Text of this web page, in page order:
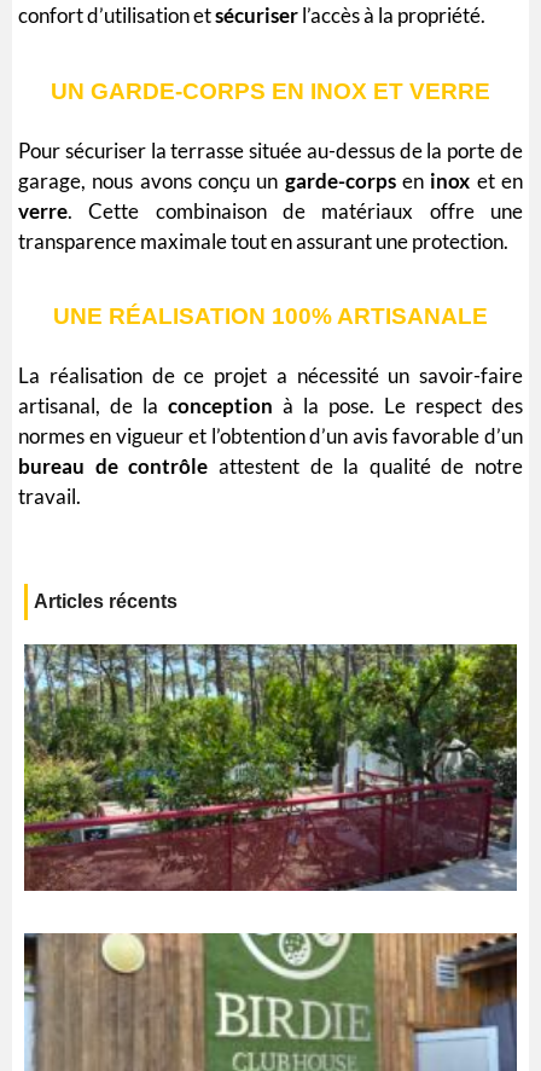
confort d’utilisation etsécuriserl’accès à la propriété.
UN GARDE-CORPS EN INOX ET VERRE
Pour sécuriser la terrasse située au-dessus de la porte de
garage, nous avons conçu un garde-corpsen inox et en
verre. Cette combinaison de matériaux offre une
transparence maximale tout en assurant une protection.
UNE RÉALISATION 100% ARTISANALE
La réalisation de ce projet a nécessité un savoir-faire
artisanal, de la conception à la pose. Le respect des
normes en vigueur et l’obtention d’un avis favorable d’un
bureau de contrôle attestent de la qualité de notre
travail.
Articles récents